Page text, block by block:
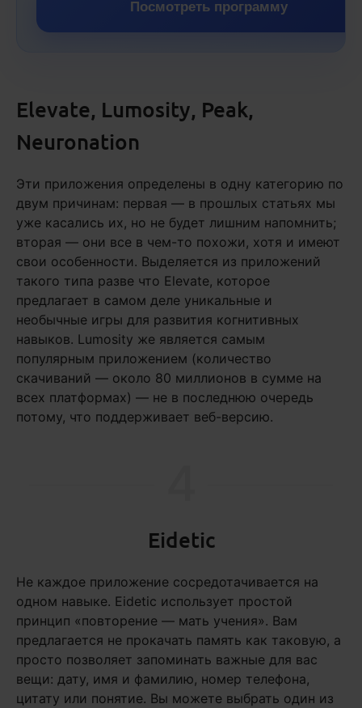
Посмотреть программу
Elevate, Lumosity, Peak,
Neuronation
Эти приложения определены в одну категорию по
двум причинам: первая — в прошлых статьях мы
уже касались их, но не будет лишним напомнить;
вторая — они все в чем-то похожи, хотя и имеют
свои особенности. Выделяется из приложений
такого типа разве что Elevate, которое
предлагает в самом деле уникальные и
необычные игры для развития когнитивных
навыков. Lumosity же является самым
популярным приложением (количество
скачиваний — около 80 миллионов в сумме на
всех платформах) — не в последнюю очередь
потому, что поддерживает веб-версию.
Eidetic
Не каждое приложение сосредотачивается на
одном навыке. Eidetic использует простой
принцип «повторение — мать учения». Вам
предлагается не прокачать память как таковую, а
просто позволяет запоминать важные для вас
вещи: дату, имя и фамилию, номер телефона,
цитату или понятие. Вы можете выбрать один из